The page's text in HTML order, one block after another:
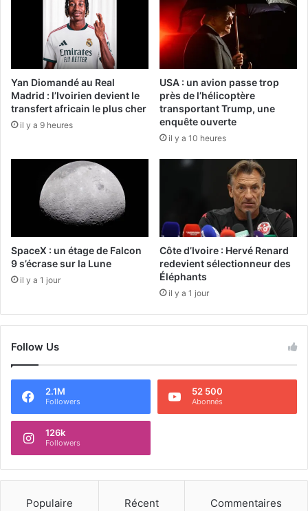
Yan Diomandé au Real
Madrid : l’Ivoirien devient le
transfert africain le plus cher
il y a 9 heures
USA : un avion passe trop
près de l’hélicoptère
transportant Trump, une
enquête ouverte
il y a 10 heures
SpaceX : un étage de Falcon
9 s’écrase sur la Lune
il y a 1 jour
Côte d’Ivoire : Hervé Renard
redevient sélectionneur des
Éléphants
il y a 1 jour
Follow Us
2.1M
Followers
52 500
Abonnés
126k
Followers
Populaire Récent Commentaires